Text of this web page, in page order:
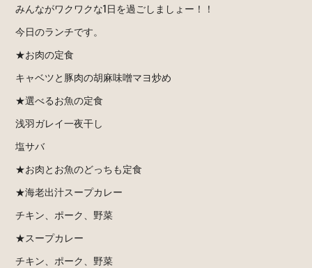
みんながワクワクな1日を過ごしましょー！！
今日のランチです。
★お肉の定食
キャベツと豚肉の胡麻味噌マヨ炒め
★選べるお魚の定食
浅羽ガレイ一夜干し
塩サバ
★お肉とお魚のどっちも定食
★海老出汁スープカレー
チキン、ポーク、野菜
★スープカレー
チキン、ポーク、野菜